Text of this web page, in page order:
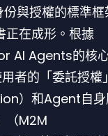
與授權的標準框
正在成形。根據
AI Agents的核
者的「委託授權
）和Agent自
（M2M